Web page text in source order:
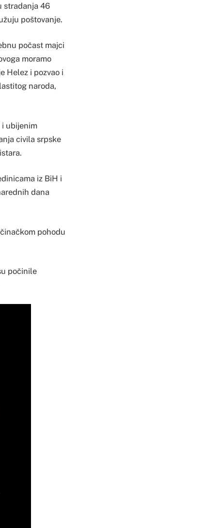
stradanja 46
poštovanje.
počast majci
moramo
Helez i pozvao i
naroda,
i ubijenim
civila srpske
iz BiH i
dana
pohodu
počinile